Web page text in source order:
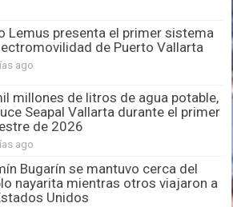
Lemus presenta el primer sistema
de Puerto Vallarta
ago
millones de litros de agua potable,
Seapal Vallarta durante el primer
de 2026
ago
Bugarín se mantuvo cerca del
nayarita mientras otros viajaron a
Unidos